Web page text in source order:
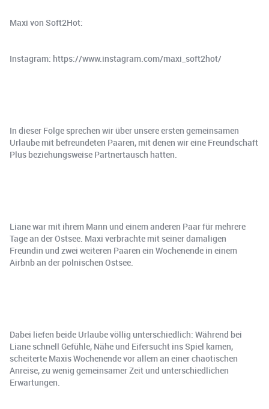
Maxi von Soft2Hot:
Instagram: https://www.instagram.com/maxi_soft2hot/
In dieser Folge sprechen wir über unsere ersten gemeinsamen
Urlaube mit befreundeten Paaren, mit denen wir eine Freundschaft
Plus beziehungsweise Partnertausch hatten.
Liane war mit ihrem Mann und einem anderen Paar für mehrere
Tage an der Ostsee. Maxi verbrachte mit seiner damaligen
Freundin und zwei weiteren Paaren ein Wochenende in einem
Airbnb an der polnischen Ostsee.
Dabei liefen beide Urlaube völlig unterschiedlich: Während bei
Liane schnell Gefühle, Nähe und Eifersucht ins Spiel kamen,
scheiterte Maxis Wochenende vor allem an einer chaotischen
Anreise, zu wenig gemeinsamer Zeit und unterschiedlichen
Erwartungen.